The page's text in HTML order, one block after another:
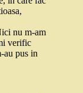
nu m-am
verific
au pus in